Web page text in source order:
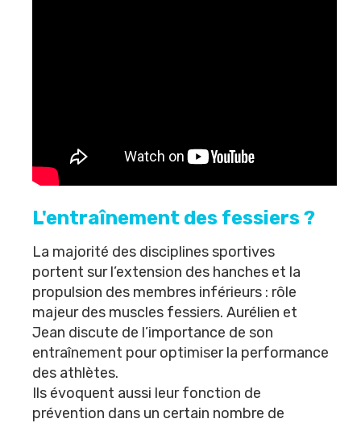
L'entraînement des fessiers ?
La majorité des disciplines sportives
portent sur l’extension des hanches et la
propulsion des membres inférieurs : rôle
majeur des muscles fessiers. Aurélien et
Jean discute de l’importance de son
entraînement pour optimiser la performance
des athlètes.
Ils évoquent aussi leur fonction de
prévention dans un certain nombre de